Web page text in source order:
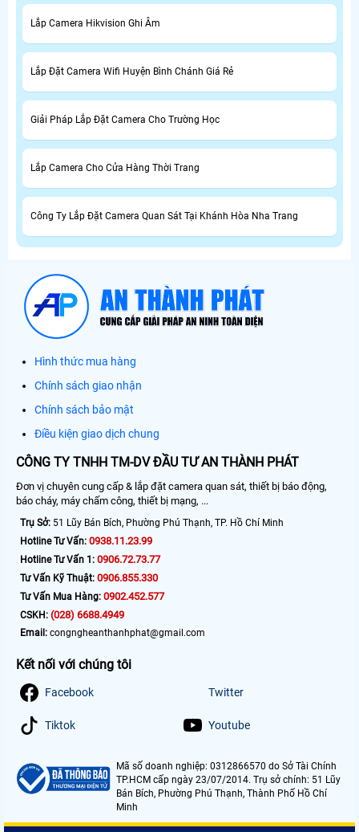
Lắp Camera Hikvision Ghi Âm
Lắp Đặt Camera Wifi Huyện Bình Chánh Giá Rẻ
Giải Pháp Lắp Đặt Camera Cho Trường Học
Lắp Camera Cho Cửa Hàng Thời Trang
Công Ty Lắp Đặt Camera Quan Sát Tại Khánh Hòa Nha Trang
Hình thức mua hàng
Chính sách giao nhận
Chính sách bảo mật
Điều kiện giao dịch chung
CÔNG TY TNHH TM-DV ĐẦU TƯ AN THÀNH PHÁT
Đơn vị chuyên cung cấp & lắp đặt camera quan sát, thiết bị báo động,
báo cháy, máy chấm công, thiết bị mạng, ...
Trụ Sở: 51 Lũy Bán Bích, Phường Phú Thạnh, TP. Hồ Chí Minh
Hotline Tư Vấn: 0938.11.23.99
Hotline Tư Vấn 1: 0906.72.73.77
Tư Vấn Kỹ Thuật: 0906.855.330
Tư Vấn Mua Hàng: 0902.452.577
CSKH: (028) 6688.4949
Email: congngheanthanhphat@gmail.com
Kết nối với chúng tôi
Facebook Twitter
Tiktok Youtube
Mã số doanh nghiệp: 0312866570 do Sở Tài Chính
TP.HCM cấp ngày 23/07/2014. Trụ sở chính: 51 Lũy
Bán Bích, Phường Phú Thạnh, Thành Phố Hồ Chí
Minh